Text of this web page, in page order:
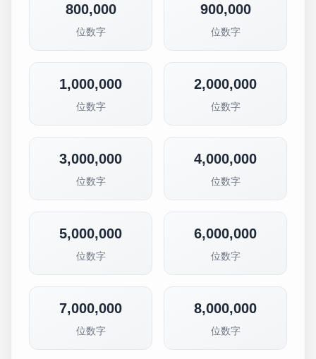
800,000
位数字
900,000
位数字
1,000,000
位数字
2,000,000
位数字
3,000,000
位数字
4,000,000
位数字
5,000,000
位数字
6,000,000
位数字
7,000,000
位数字
8,000,000
位数字